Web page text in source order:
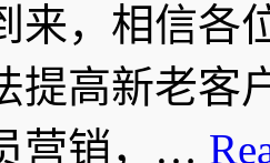
来，相信各
提高新老客
营销，…